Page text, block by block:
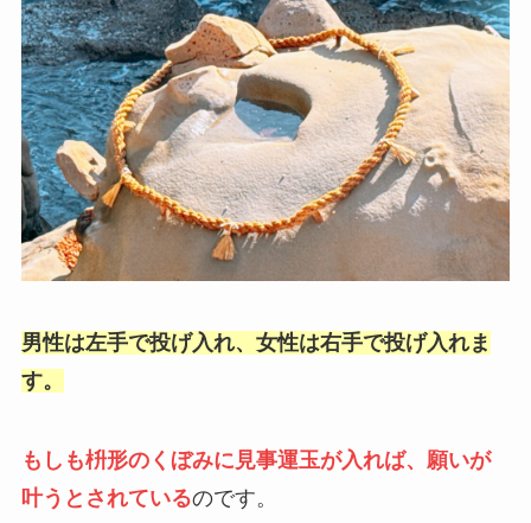
男性は左手で投げ入れ、女性は右手で投げ入れま
す。
もしも枡形のくぼみに見事運玉が入れば、願いが
叶うとされているのです。